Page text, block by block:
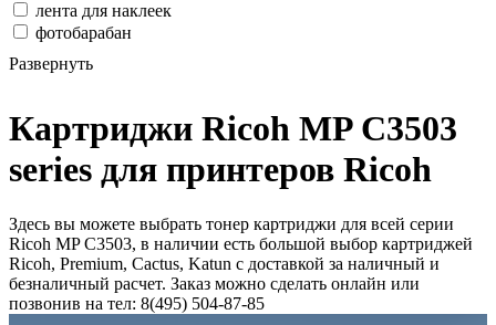
лента для наклеек
фотобарабан
Развернуть
Картриджи Ricoh MP C3503
series для принтеров Ricoh
Здесь вы можете выбрать тонер картриджи для всей серии
Ricoh MP C3503, в наличии есть большой выбор картриджей
Ricoh, Premium, Cactus, Katun с доставкой за наличный и
безналичный расчет. Заказ можно сделать онлайн или
позвонив на тел: 8(495) 504-87-85